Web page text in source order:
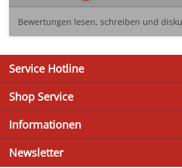
Bewertungen lesen, schreiben und
Service Hotline
Shop Service
Informationen
Newsletter